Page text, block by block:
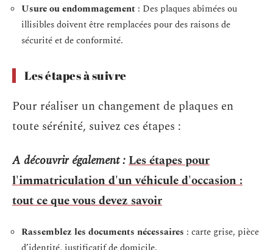
Usure ou endommagement : Des plaques abîmées ou
illisibles doivent être remplacées pour des raisons de
sécurité et de conformité.
Les étapes à suivre
Pour réaliser un changement de plaques en
toute sérénité, suivez ces étapes :
A découvrir également :Les étapes pour
l'immatriculation d'un véhicule d'occasion :
tout ce que vous devez savoir
Rassemblez les documents nécessaires : carte grise, pièce